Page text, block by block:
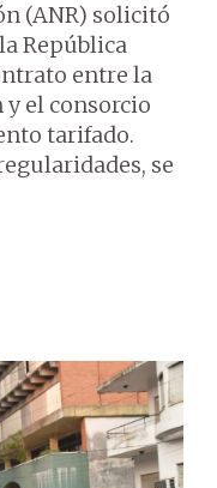
(ANR) solicitó
República
entre la
el consorcio
tarifado.
se